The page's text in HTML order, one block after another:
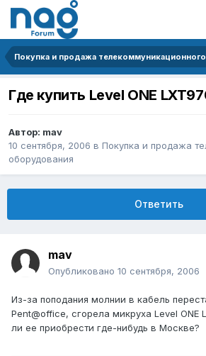
Где купить Level ONE
Автор: mav
10 сентября, 2006 в Покупка и продажа
оборудования
Ответить
mav
Опубликовано 10 сентября, 2006
Из-за поподания молнии в кабель
Pent@office, сгорела микруха Level ONE
ли ее приобрести где-нибудь в Москве?